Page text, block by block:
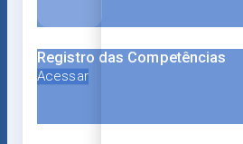
Registro das Competências
Acessar